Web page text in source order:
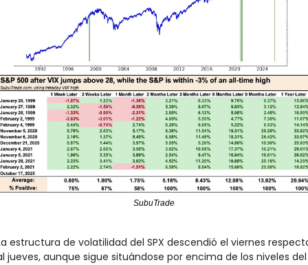
SubuTrade
estructura de volatilidad del SPX descendió el viernes
jueves, aunque sigue situándose por encima de los niveles del